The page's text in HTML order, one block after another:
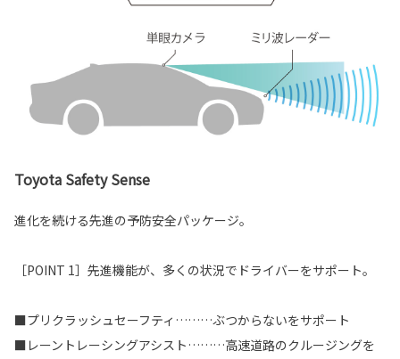
Toyota Safety Sense
進化を続ける先進の予防安全パッケージ。
［POINT 1］先進機能が、多くの状況でドライバーをサポート。
■プリクラッシュセーフティ………ぶつからないをサポート
■レーントレーシングアシスト………高速道路のクルージングを